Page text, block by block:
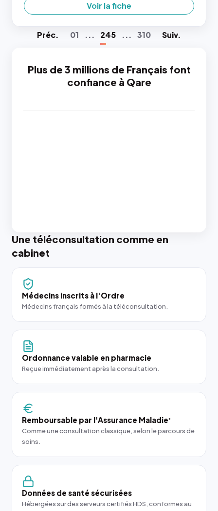
Voir la fiche
Préc. 01 ... 245 ... 310 Suiv.
Plus de 3 millions de Français font
confiance à Qare
Une téléconsultation comme en
cabinet
Médecins inscrits à l'Ordre
Médecins français formés à la téléconsultation.
Ordonnance valable en pharmacie
Reçue immédiatement après la consultation.
Remboursable par l'Assurance Maladie*
Comme une consultation classique, selon le parcours de
soins.
Données de santé sécurisées
Hébergées sur des serveurs certifiés HDS, conformes au